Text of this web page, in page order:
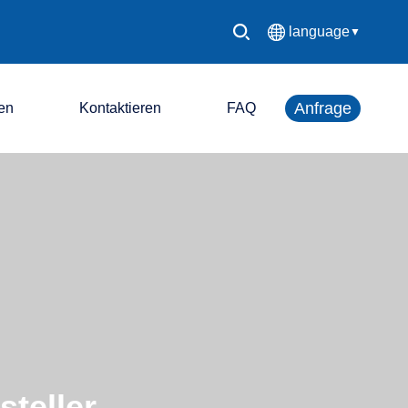
language▼
中文简体
English
Español
Kontaktieren FAQ Anfrage